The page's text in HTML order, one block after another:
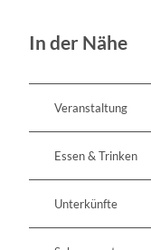
hIn der Nähe
Veranstaltung
Essen & Trinken
Unterkünfte